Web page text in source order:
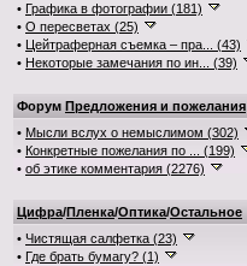
• Графика в фотографии (181)
• О пересветах (25)
• Цейтраферная съемка – пра... (43)
• Некоторые замечания по ин... (39)
Форум Предложения и пожелания
• Мысли вслух о немыслимом (302)
• Конкретные пожелания по ... (199)
• об этике комментария (2276)
Цифра/Пленка/Оптика/Остальное
• Чистящая салфетка (23)
• Где брать бумагу? (1)